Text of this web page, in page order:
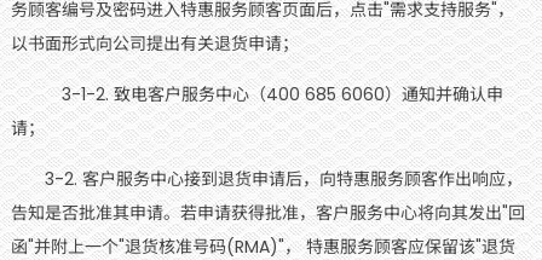
务顾客编号及密码进入特惠服务顾客页面后，点击"需求支持服务"，
以书面形式向公司提出有关退货申请；
3-1-2. 致电客户服务中心（400 685 6060）通知并确认申
请；
3-2. 客户服务中心接到退货申请后，向特惠服务顾客作出响应，
告知是否批准其申请。若申请获得批准，客户服务中心将向其发出"回
函"并附上一个"退货核准号码(RMA)"， 特惠服务顾客应保留该"退货